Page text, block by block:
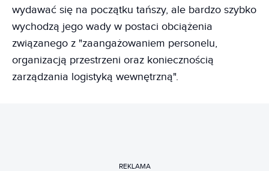
wydawać się na początku tańszy, ale bardzo szybko
wychodzą jego wady w postaci obciążenia
związanego z "zaangażowaniem personelu,
organizacją przestrzeni oraz koniecznością
zarządzania logistyką wewnętrzną".
REKLAMA